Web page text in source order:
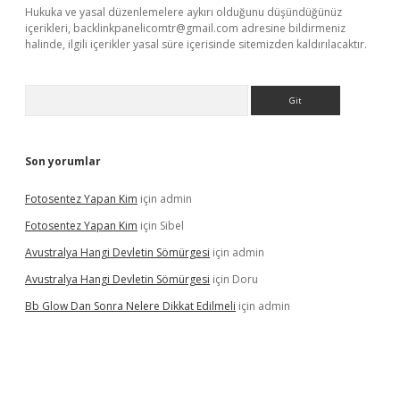
Hukuka ve yasal düzenlemelere aykırı olduğunu düşündüğünüz
içerikleri, backlinkpanelicomtr@gmail.com adresine bildirmeniz
halinde, ilgili içerikler yasal süre içerisinde sitemizden kaldırılacaktır.
Son yorumlar
Fotosentez Yapan Kim için admin
Fotosentez Yapan Kim için Sibel
Avustralya Hangi Devletin Sömürgesi için admin
Avustralya Hangi Devletin Sömürgesi için Doru
Bb Glow Dan Sonra Nelere Dikkat Edilmeli için admin